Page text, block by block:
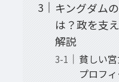
キングダム
は？政を支
解説
貧しい
プロフ